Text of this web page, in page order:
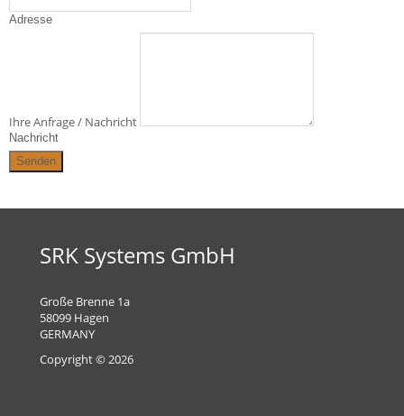
Adresse
Ihre Anfrage / Nachricht
Nachricht
SRK Systems GmbH
Große Brenne 1a
58099 Hagen
GERMANY
Copyright © 2026